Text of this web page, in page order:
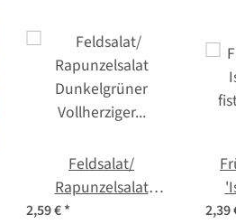
Feldsalat/
Rapunzelsalat
'Dunkelgrüner
2,59 €* 2,39